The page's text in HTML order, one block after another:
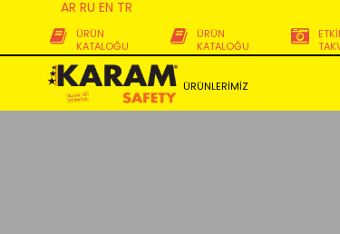
AR RU EN TR
ÜRÜN
KATALOĞU
ÜRÜN
KATALOĞU
ÜRÜNLERİMİZ